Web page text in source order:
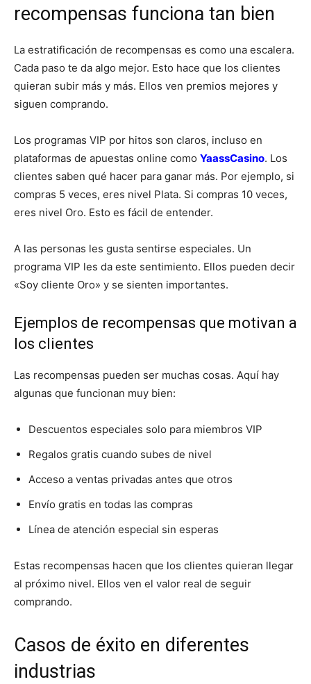
recompensas funciona tan bien
La estratificación de recompensas es como una escalera.
Cada paso te da algo mejor. Esto hace que los clientes
quieran subir más y más. Ellos ven premios mejores y
siguen comprando.
Los programas VIP por hitos son claros, incluso en
plataformas de apuestas online como YaassCasino. Los
clientes saben qué hacer para ganar más. Por ejemplo, si
compras 5 veces, eres nivel Plata. Si compras 10 veces,
eres nivel Oro. Esto es fácil de entender.
A las personas les gusta sentirse especiales. Un
programa VIP les da este sentimiento. Ellos pueden decir
«Soy cliente Oro» y se sienten importantes.
Ejemplos de recompensas que motivan a
los clientes
Las recompensas pueden ser muchas cosas. Aquí hay
algunas que funcionan muy bien:
Descuentos especiales solo para miembros VIP
Regalos gratis cuando subes de nivel
Acceso a ventas privadas antes que otros
Envío gratis en todas las compras
Línea de atención especial sin esperas
Estas recompensas hacen que los clientes quieran llegar
al próximo nivel. Ellos ven el valor real de seguir
comprando.
Casos de éxito en diferentes
industrias